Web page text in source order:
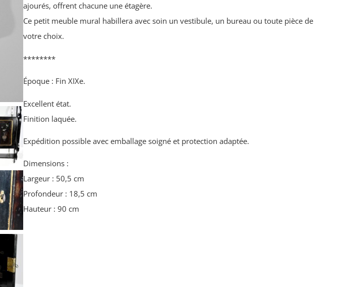
ajourés, offrent chacune une étagère.
Ce petit meuble mural habillera avec soin un vestibule, un bureau ou toute pièce de
votre choix.
********
Époque : Fin XIXe.
Excellent état.
Finition laquée.
Expédition possible avec emballage soigné et protection adaptée.
Dimensions :
Largeur : 50,5 cm
Profondeur : 18,5 cm
Hauteur : 90 cm